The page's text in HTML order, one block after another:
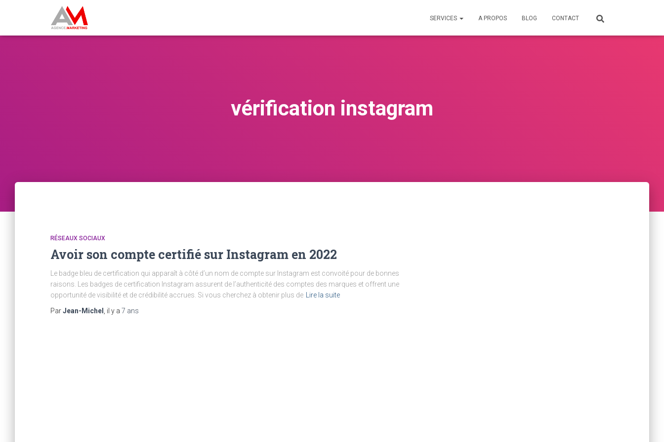
SERVICES A PROPOS BLOG CONTACT
vérification instagram
RÉSEAUX SOCIAUX
Avoir son compte certifié sur Instagram en 2022
Le badge bleu de certification qui apparaît à côté d’un nom de compte sur Instagram est convoité pour de bonnes
raisons. Les badges de certification Instagram assurent de l’authenticité des comptes des marques et offrent une
opportunité de visibilité et de crédibilité accrues. Si vous cherchez à obtenir plus de
Lire la suite
ParJean-Michel , il y a 7 ans